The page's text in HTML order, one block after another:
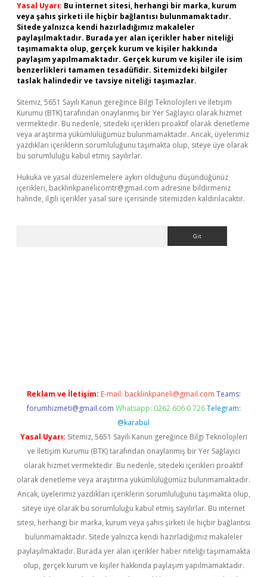
Yasal Uyarı: Bu internet sitesi, herhangi bir marka, kurum
veya şahıs şirketi ile hiçbir bağlantısı bulunmamaktadır.
Sitede yalnızca kendi hazırladığımız makaleler
paylaşılmaktadır. Burada yer alan içerikler haber niteliği
taşımamakta olup, gerçek kurum ve kişiler hakkında
paylaşım yapılmamaktadır. Gerçek kurum ve kişiler ile isim
benzerlikleri tamamen tesadüfidir. Sitemizdeki bilgiler
taslak halindedir ve tavsiye niteliği taşımazlar.
Sitemiz, 5651 Sayılı Kanun gereğince Bilgi Teknolojileri ve İletişim
Kurumu (BTK) tarafından onaylanmış bir Yer Sağlayıcı olarak hizmet
vermektedir. Bu nedenle, sitedeki içerikleri proaktif olarak denetleme
veya araştırma yükümlülüğümüz bulunmamaktadır. Ancak, üyelerimiz
yazdıkları içeriklerin sorumluluğunu taşımakta olup, siteye üye olarak
bu sorumluluğu kabul etmiş sayılırlar.
Hukuka ve yasal düzenlemelere aykırı olduğunu düşündüğünüz
içerikleri, backlinkpanelicomtr@gmail.com adresine bildirmeniz
halinde, ilgili içerikler yasal süre içerisinde sitemizden kaldırılacaktır.
Reklam ve İletişim: E-mail: backlinkpaneli@gmail.com Teams:
forumhizmeti@gmail.com Whatsapp: 0262 606 0 726 Telegram:
@karabul
Yasal Uyarı: Sitemiz, 5651 Sayılı Kanun gereğince Bilgi Teknolojileri
ve İletişim Kurumu (BTK) tarafından onaylanmış bir Yer Sağlayıcı
olarak hizmet vermektedir. Bu nedenle, sitedeki içerikleri proaktif
olarak denetleme veya araştırma yükümlülüğümüz bulunmamaktadır.
Ancak, üyelerimiz yazdıkları içeriklerin sorumluluğunu taşımakta olup,
siteye üye olarak bu sorumluluğu kabul etmiş sayılırlar. Bu internet
sitesi, herhangi bir marka, kurum veya şahıs şirketi ile hiçbir bağlantısı
bulunmamaktadır. Sitede yalnızca kendi hazırladığımız makaleler
paylaşılmaktadır. Burada yer alan içerikler haber niteliği taşımamakta
olup, gerçek kurum ve kişiler hakkında paylaşım yapılmamaktadır.